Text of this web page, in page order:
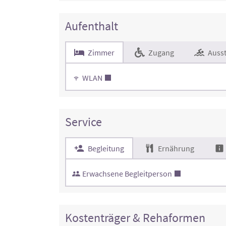
Aufenthalt
Zimmer Zugang
WLAN
Service
Begleitung Ernährung
Erwachsene Begleitperson
Kostenträger & Rehaformen